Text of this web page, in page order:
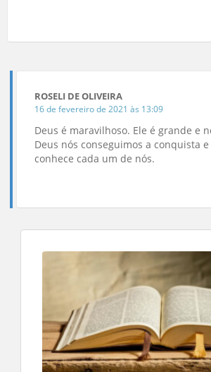
ROSELI DE OLIVEIRA
16 de fevereiro de 2021 às 13:09
Deus é maravilhoso. Ele é grande e
Deus nós conseguimos a conquista
conhece cada um de nós.